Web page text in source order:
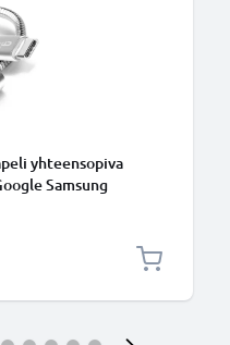
yhteensopiva
Samsung